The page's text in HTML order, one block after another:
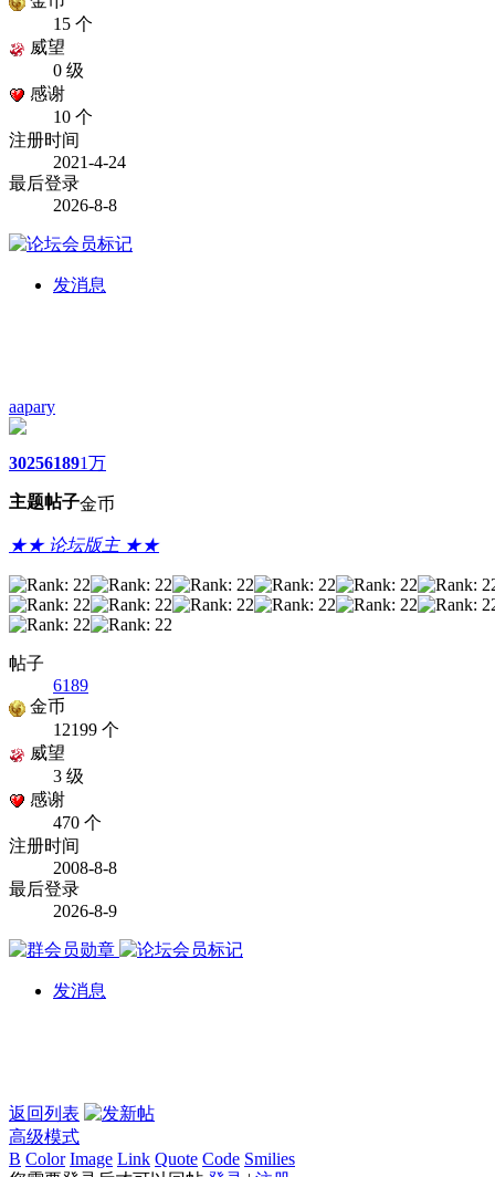
15 个
威望
0 级
感谢
10 个
注册时间
2021-4-24
最后登录
2026-8-8
发消息
aapary
3025
主题
6189
帖子
1万
金币
★★ 论坛版主 ★★
帖子
6189
金币
12199 个
威望
3 级
感谢
470 个
注册时间
2008-8-8
最后登录
2026-8-9
发消息
返回列表
高级模式
B Color Image Link Quote Code Smilies